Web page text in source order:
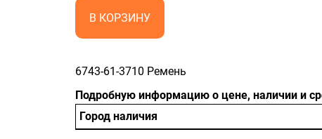
В КОРЗИНУ
6743-61-3710 Ремень
Подробную информацию о цене, наличии и
Город наличия